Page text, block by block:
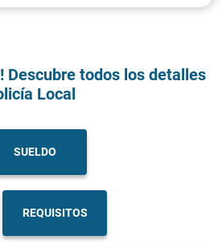
Descubre todos los detalles
Local
SUELDO
REQUISITOS